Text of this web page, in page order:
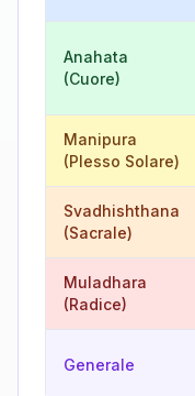
Anahata
(Cuore)
Manipura
(Plesso Solare)
Svadhishthana
(Sacrale)
Muladhara
(Radice)
Generale